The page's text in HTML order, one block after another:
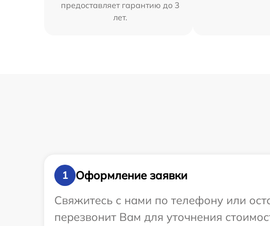
предоставляет гарантию до 3
лет.
1
Оформление заявки
Свяжитесь с нами по телефону или
перезвонит Вам для уточнения